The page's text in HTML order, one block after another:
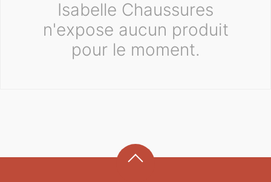
Isabelle Chaussures
n'expose aucun produit
pour le moment.